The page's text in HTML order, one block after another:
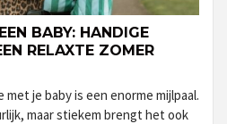
BABY: HANDIGE
RELAXTE ZOMER
je baby is een enorme mijlpaal.
maar stiekem brengt het ook